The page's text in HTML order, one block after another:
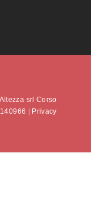
srl Corso
|
Privacy